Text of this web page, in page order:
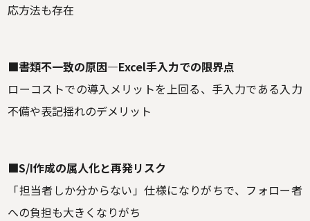
応方法も存在
■書類不一致の原因—Excel手入力での限界点
ローコストでの導入メリットを上回る、手入力である入力
不備や表記揺れのデメリット
■S/I作成の属人化と再発リスク
「担当者しか分からない」仕様になりがちで、フォロー者
への負担も大きくなりがち